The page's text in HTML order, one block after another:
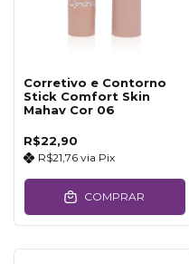
Corretivo e Contorno
Stick Comfort Skin
Mahav Cor 06
R$22,90
R$21,76 via Pix
COMPRAR